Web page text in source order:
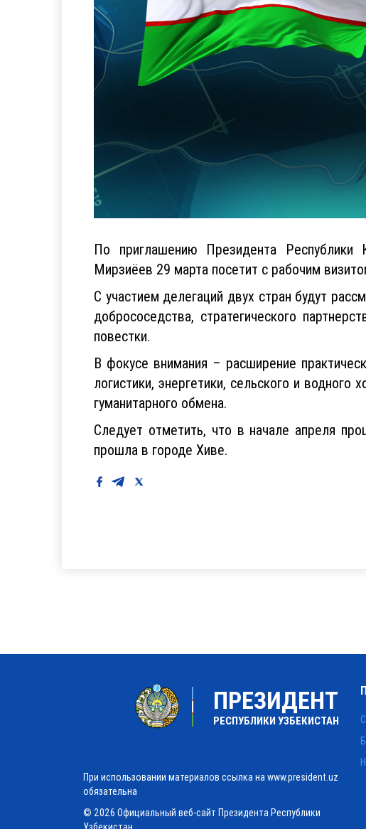
По приглашению Президента Республики
Мирзиёев 29 марта посетит с рабочим
С участием делегаций двух стран будут
добрососедства, стратегического
повестки.
В фокусе внимания – расширение
логистики, энергетики, сельского и
гуманитарного обмена.
Следует отметить, что в начале апреля
прошла в городе Хиве.
ПРЕЗИДЕНТ
РЕСПУБЛИКИ УЗБЕКИСТАН
При использовании материалов ссылка на www.president.uz
обязательна
© 2026 Официальный веб-сайт Президента Республики